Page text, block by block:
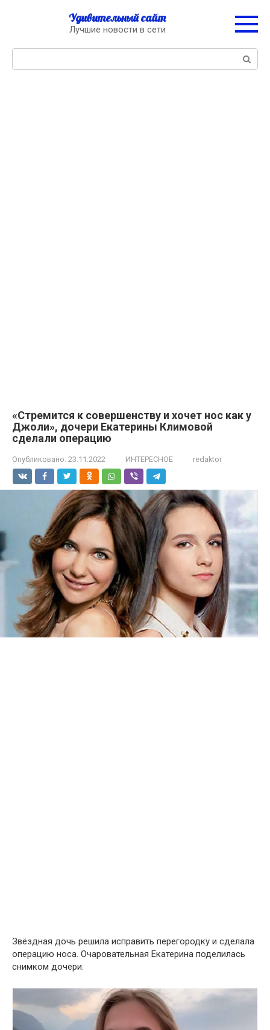
Удивительный сайт
Лучшие новости в сети
«Стремится к совершенству и хочет нос как у
Джоли», дочери Екатерины Климовой
сделали операцию
Опубликовано: 23.11.2022 ИНТЕРЕСНОЕ redaktor
Звёздная дочь решила исправить перегородку и сделала
операцию носа. Очаровательная Екатерина поделилась
снимком дочери.